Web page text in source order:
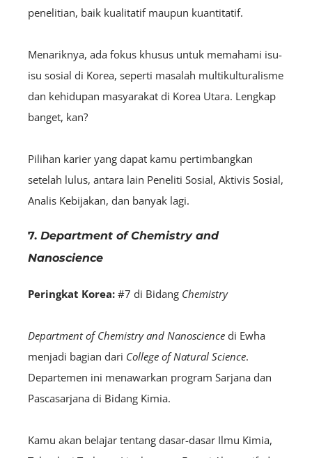
penelitian, baik kualitatif maupun kuantitatif.
Menariknya, ada fokus khusus untuk memahami isu-
isu sosial di Korea, seperti masalah multikulturalisme
dan kehidupan masyarakat di Korea Utara. Lengkap
banget, kan?
Pilihan karier yang dapat kamu pertimbangkan
setelah lulus, antara lain Peneliti Sosial, Aktivis Sosial,
Analis Kebijakan, dan banyak lagi.
7. Department of Chemistry and
Nanoscience
Peringkat Korea: #7 di Bidang Chemistry
Department of Chemistry and Nanoscience di Ewha
menjadi bagian dari College of Natural Science.
Departemen ini menawarkan program Sarjana dan
Pascasarjana di Bidang Kimia.
Kamu akan belajar tentang dasar-dasar Ilmu Kimia,